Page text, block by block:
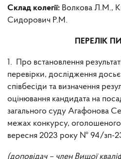
Склад колегії: Волкова Л.М.,
Сидорович Р.М.
ПЕРЕЛІК
1. Про встановлення
перевірки, дослідження
співбесіди та визначення
оцінювання кандидата на
загального суду Агафонова
межах конкурсу, оголошеного
вересня 2023 року № 94/зп-23
(доповідач – член Вищої